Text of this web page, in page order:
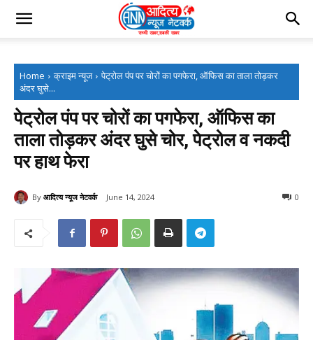
Home क्राइम न्यूज
पेट्रोल पंप पर चोरों का पगफेरा, ऑफिस का ताला तोड़कर
अंदर घुसे...
पेट्रोल पंप पर चोरों का पगफेरा, ऑफिस का
ताला तोड़कर अंदर घुसे चोर, पेट्रोल व नकदी
पर हाथ फेरा
By आदित्य न्यूज नेटवर्क June 14, 2024 0